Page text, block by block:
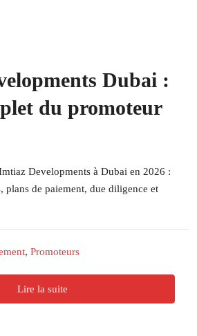
Dubai :
du promoteur
Developments à Dubai en 2026 :
plans de paiement, due diligence et
, Promoteurs
Lire la suite